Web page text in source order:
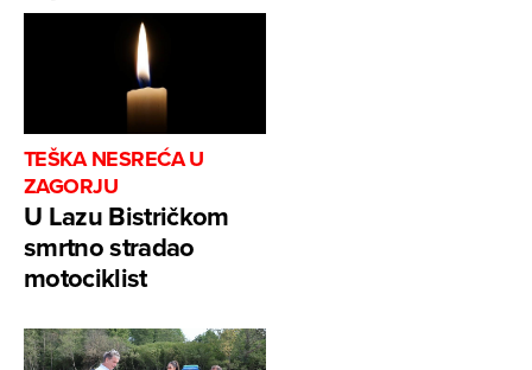
TEŠKA NESREĆA U
ZAGORJU
U Lazu Bistričkom
smrtno stradao
motociklist